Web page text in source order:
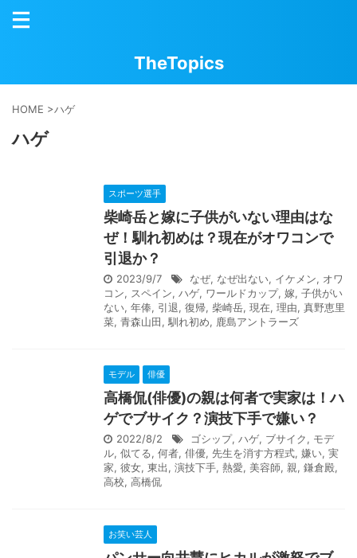
TheTopics
HOME >ハゲ
ハゲ
スポーツ選手
柴崎岳と嫁に子供がいない理由はな
ぜ！馴れ初めは？現在がオワコンで
引退か？
2023/9/7 なぜ, なぜ出ない, イケメン, オワ
コン, スペイン, ハゲ, ワールドカップ, 嫁, 子供がい
ない, 年俸, 引退, 復帰, 柴崎岳, 現在, 理由, 真野恵里
菜, 青森山田, 馴れ初め, 鹿島アントラーズ
モデル 俳優
高橋侃(俳優)の親は何者で実家は！ハ
ゲでブサイク？演技下手で嫌い？
2022/8/2 ゴシップ, ハゲ, ブサイク, モデ
ル, 似てる, 何者, 俳優, 先生を消す方程式, 嫌い, 実
家, 彼女, 東出, 演技下手, 熱愛, 美容師, 親, 鎌倉殿,
高校, 高橋侃
お笑い芸人